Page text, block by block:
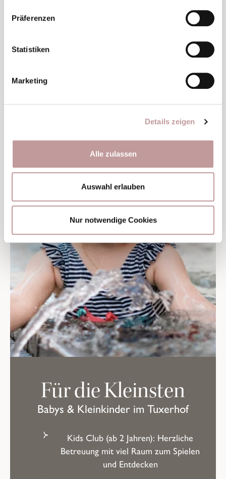
Präferenzen
Statistiken
Marketing
Details zeigen
Alle zulassen
Auswahl erlauben
Nur notwendige Cookies
MEHR DETAILS ZUR KINDERBETREUUNG
Babys & Kleinkinder im Tuxerhof
Für die Kleinsten
Kids Club (ab 2 Jahren): Herzliche
Betreuung mit viel Raum zum Spielen
und Entdecken